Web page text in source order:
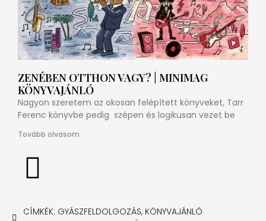
ZENÉBEN OTTHON VAGY? | MINIMAG
KÖNYVAJÁNLÓ
Nagyon szeretem az okosan felépített könyveket, Tarr
Ferenc könyvbe pedig szépen és logikusan vezet be
Tovább olvasom
CÍMKÉK: GYÁSZFELDOLGOZÁS, KÖNYVAJÁNLÓ